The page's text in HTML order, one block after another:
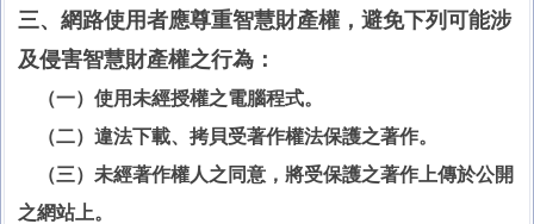
三、網路使用者應尊重智慧財產權，避免下列可能涉
及侵害智慧財產權之行為：
（一）使用未經授權之電腦程式。
（二）違法下載、拷貝受著作權法保護之著作。
（三）未經著作權人之同意，將受保護之著作上傳於公開
之網站上。